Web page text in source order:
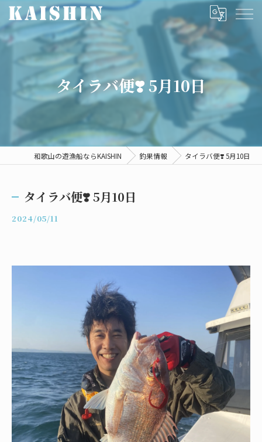
タイラバ便❣️ 5月10日
和歌山の遊漁船ならKAISHIN 釣果情報 タイラバ便❣️ 5月10日
タイラバ便❣️ 5月10日
2024/05/11